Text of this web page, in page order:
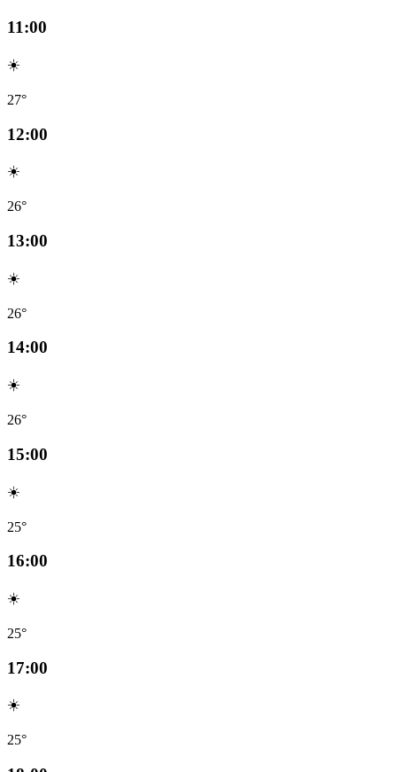
11:00
☀️
27°
12:00
☀️
26°
13:00
☀️
26°
14:00
☀️
26°
15:00
☀️
25°
16:00
☀️
25°
17:00
☀️
25°